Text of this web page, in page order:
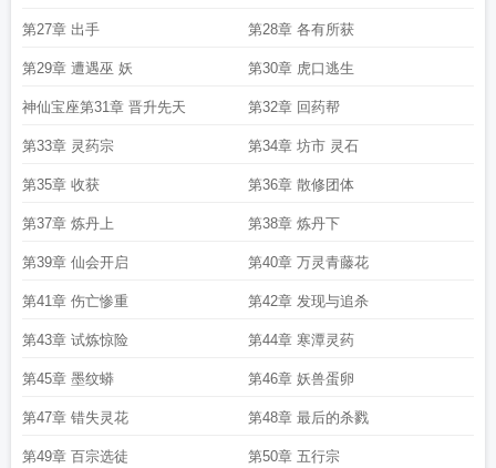
第27章 出手 第28章 各有所获
第29章 遭遇巫 妖 第30章 虎口逃生
神仙宝座第31章 晋升先天 第32章 回药帮
第33章 灵药宗 第34章 坊市 灵石
第35章 收获 第36章 散修团体
第37章 炼丹上 第38章 炼丹下
第39章 仙会开启 第40章 万灵青藤花
第41章 伤亡惨重 第42章 发现与追杀
第43章 试炼惊险 第44章 寒潭灵药
第45章 墨纹蟒 第46章 妖兽蛋卵
第47章 错失灵花 第48章 最后的杀戮
第49章 百宗选徒 第50章 五行宗